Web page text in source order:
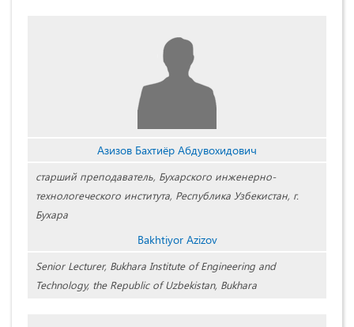
Азизов Бахтиёр Абдувохидович
старший преподаватель, Бухарского инженерно-
технологеческого института, Республика Узбекистан, г.
Бухара
Bakhtiyor Azizov
Senior Lecturer, Bukhara Institute of Engineering and
Technology, the Republic of Uzbekistan, Bukhara